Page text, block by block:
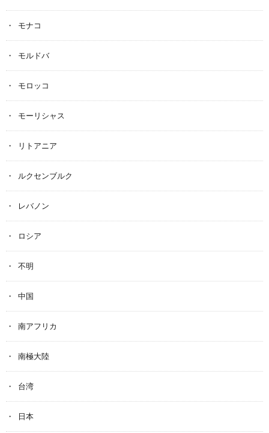
モナコ
モルドバ
モロッコ
モーリシャス
リトアニア
ルクセンブルク
レバノン
ロシア
不明
中国
南アフリカ
南極大陸
台湾
日本